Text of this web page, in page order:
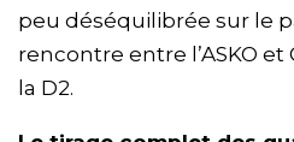
peu déséquilibrée sur le
rencontre entre l’ASKO
la D2.